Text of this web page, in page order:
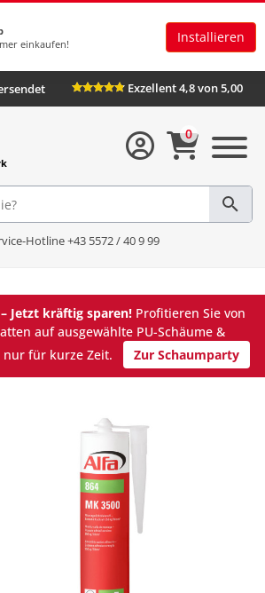
einkaufen!
Installieren
versendet Exzellent 4,8
Hotline +43 5572 / 40 9 99
0
Jetzt kräftig sparen!Profitieren Sie von
auf ausgewählte PU-Schäume &
nur für kurze Zeit.
Zur Schaumparty